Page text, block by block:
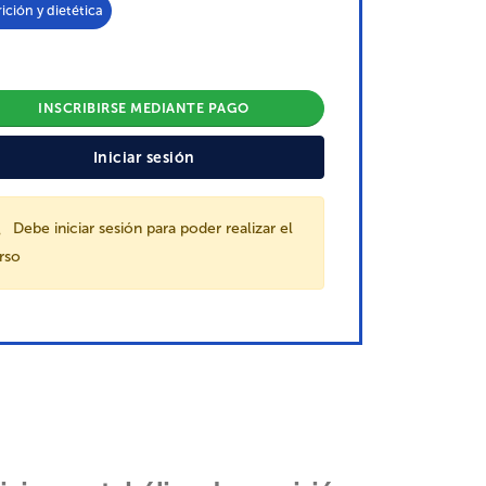
y dietética
INSCRIBIRSE MEDIANTE PAGO
Iniciar sesión
Debe iniciar sesión para poder realizar el